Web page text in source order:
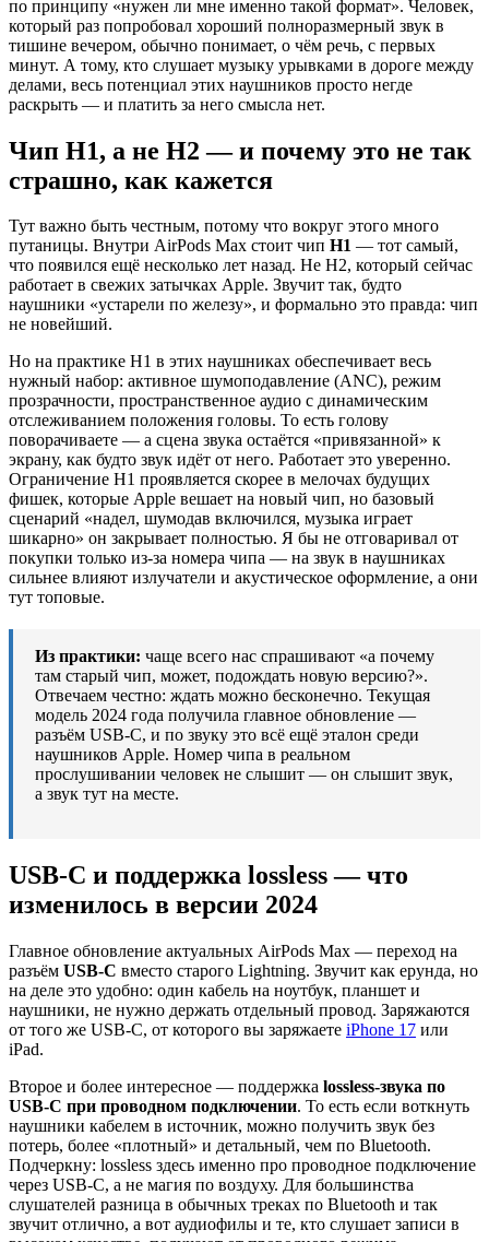
по принципу «нужен ли мне именно такой формат». Человек,
который раз попробовал хороший полноразмерный звук в
тишине вечером, обычно понимает, о чём речь, с первых
минут. А тому, кто слушает музыку урывками в дороге между
делами, весь потенциал этих наушников просто негде
раскрыть — и платить за него смысла нет.
Чип H1, а не H2 — и почему это не так
страшно, как кажется
Тут важно быть честным, потому что вокруг этого много
путаницы. Внутри AirPods Max стоит чип H1 — тот самый,
что появился ещё несколько лет назад. Не H2, который сейчас
работает в свежих затычках Apple. Звучит так, будто
наушники «устарели по железу», и формально это правда: чип
не новейший.
Но на практике H1 в этих наушниках обеспечивает весь
нужный набор: активное шумоподавление (ANC), режим
прозрачности, пространственное аудио с динамическим
отслеживанием положения головы. То есть голову
поворачиваете — а сцена звука остаётся «привязанной» к
экрану, как будто звук идёт от него. Работает это уверенно.
Ограничение H1 проявляется скорее в мелочах будущих
фишек, которые Apple вешает на новый чип, но базовый
сценарий «надел, шумодав включился, музыка играет
шикарно» он закрывает полностью. Я бы не отговаривал от
покупки только из-за номера чипа — на звук в наушниках
сильнее влияют излучатели и акустическое оформление, а они
тут топовые.
Из практики: чаще всего нас спрашивают «а почему
там старый чип, может, подождать новую версию?».
Отвечаем честно: ждать можно бесконечно. Текущая
модель 2024 года получила главное обновление —
разъём USB-C, и по звуку это всё ещё эталон среди
наушников Apple. Номер чипа в реальном
прослушивании человек не слышит — он слышит звук,
а звук тут на месте.
USB-C и поддержка lossless — что
изменилось в версии 2024
Главное обновление актуальных AirPods Max — переход на
разъём USB-C вместо старого Lightning. Звучит как ерунда, но
на деле это удобно: один кабель на ноутбук, планшет и
наушники, не нужно держать отдельный провод. Заряжаются
от того же USB-C, от которого вы заряжаете iPhone 17 или
iPad.
Второе и более интересное — поддержка lossless-звука по
USB-C при проводном подключении. То есть если воткнуть
наушники кабелем в источник, можно получить звук без
потерь, более «плотный» и детальный, чем по Bluetooth.
Подчеркну: lossless здесь именно про проводное подключение
через USB-C, а не магия по воздуху. Для большинства
слушателей разница в обычных треках по Bluetooth и так
звучит отлично, а вот аудиофилы и те, кто слушает записи в